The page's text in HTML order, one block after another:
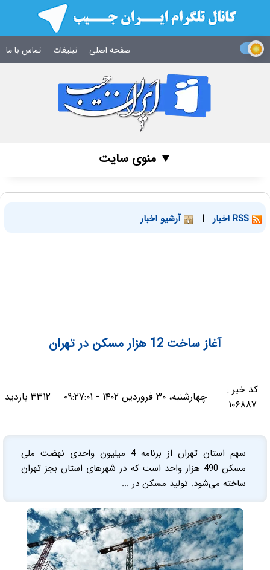
صفحه اصلی تبلیغات تماس با ما
▼ منوی سایت
| آرشیو اخبار
آغاز ساخت 12 هزار مسکن در تهران
کد خبر :
۱۰۶۸۸۷
چهارشنبه، ۳۰ فروردین ۱۴۰۲ - ۰۹:۲۷:۰۱ ۳۳۱۲ بازدید
سهم استان تهران از برنامه 4 میلیون واحدی نهضت ملی
مسکن 490 هزار واحد است که در شهرهای استان بجز تهران
ساخته می‌شود. تولید مسکن در ...